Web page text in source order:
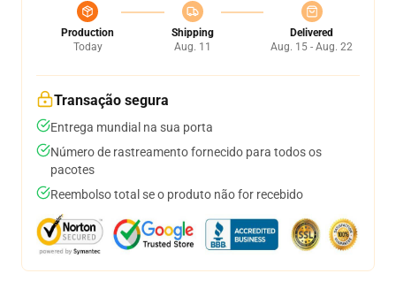
Production
Today
Shipping
Aug. 11
Delivered
Aug. 15 - Aug. 22
Transação segura
Entrega mundial na sua porta
Número de rastreamento fornecido para todos os
pacotes
Reembolso total se o produto não for recebido